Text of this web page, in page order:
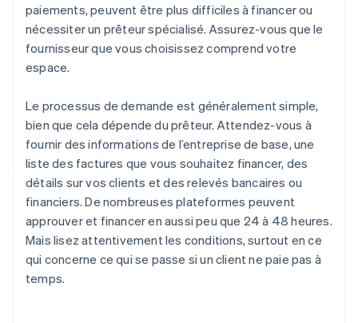
paiements, peuvent être plus difficiles à financer ou
nécessiter un prêteur spécialisé. Assurez-vous que le
fournisseur que vous choisissez comprend votre
espace.
Le processus de demande est généralement simple,
bien que cela dépende du prêteur. Attendez-vous à
fournir des informations de l’entreprise de base, une
liste des factures que vous souhaitez financer, des
détails sur vos clients et des relevés bancaires ou
financiers. De nombreuses plateformes peuvent
approuver et financer en aussi peu que 24 à 48 heures.
Mais lisez attentivement les conditions, surtout en ce
qui concerne ce qui se passe si un client ne paie pas à
temps.